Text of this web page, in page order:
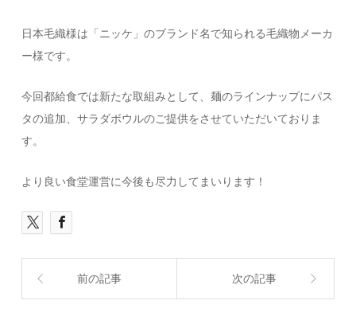
日本毛織様は「ニッケ」のブランド名で知られる毛織物メーカ
ー様です。
今回都給食では新たな取組みとして、麺のラインナップにパス
タの追加、サラダボウルのご提供をさせていただいておりま
す。
より良い食堂運営に今後も尽力してまいります！
前の記事 次の記事